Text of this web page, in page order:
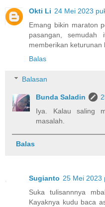
Okti Li 24 Mei 2023
Emang bikin maraton
pasangan, semudah
memberikan keturunan
Balas
Balasan
Bunda Saladin
Iya. Kalau saling
masalah.
Balas
Sugianto 25 Mei 2023
Suka tulisannnya
Kayaknya kudu baca